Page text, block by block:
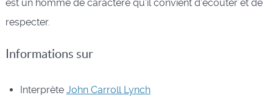
est un homme de caractère qu’il convient d’écouter et de
respecter.
Informations sur
Interprète John Carroll Lynch